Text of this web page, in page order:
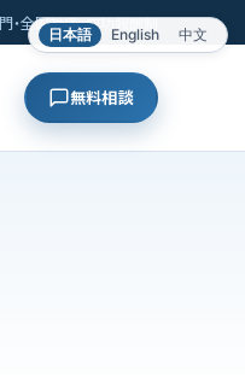
日本語 English 中文
・全国対応・成功報酬制
無料相談